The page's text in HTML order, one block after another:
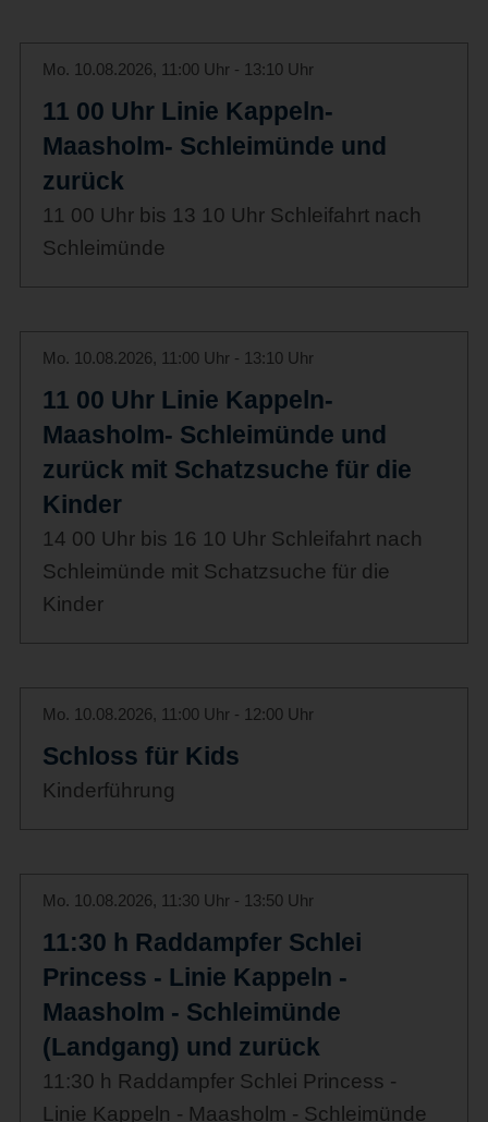
Mo. 10.08.2026, 11:00 Uhr - 13:10 Uhr
11 00 Uhr Linie Kappeln-
Maasholm- Schleimünde und
zurück
11 00 Uhr bis 13 10 Uhr Schleifahrt nach
Schleimünde
Mo. 10.08.2026, 11:00 Uhr - 13:10 Uhr
11 00 Uhr Linie Kappeln-
Maasholm- Schleimünde und
zurück mit Schatzsuche für die
Kinder
14 00 Uhr bis 16 10 Uhr Schleifahrt nach
Schleimünde mit Schatzsuche für die
Kinder
Mo. 10.08.2026, 11:00 Uhr - 12:00 Uhr
Schloss für Kids
Kinderführung
Mo. 10.08.2026, 11:30 Uhr - 13:50 Uhr
11:30 h Raddampfer Schlei
Princess - Linie Kappeln -
Maasholm - Schleimünde
(Landgang) und zurück
11:30 h Raddampfer Schlei Princess -
Linie Kappeln - Maasholm - Schleimünde